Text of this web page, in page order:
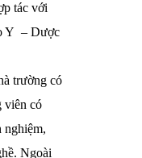
tác với
Y – Dược
trường có
viên có
nghiệm,
Ngoài